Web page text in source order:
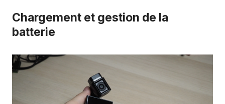
Chargement et gestion de la
batterie